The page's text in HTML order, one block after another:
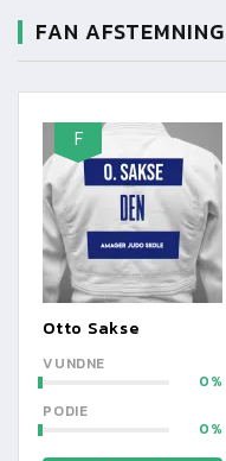
FAN AFSTEMNING
F
Otto Sakse
VUNDNE
0
PODIE
0